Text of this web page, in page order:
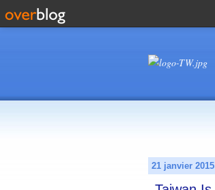
21 janvier 2015